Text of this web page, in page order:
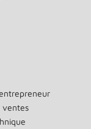
ventes